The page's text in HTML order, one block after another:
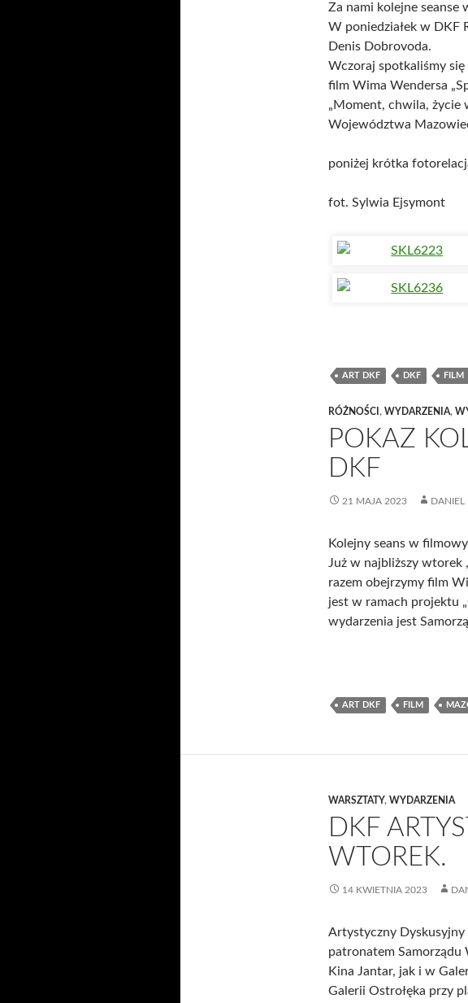
Za nami kolejne seanse
W poniedziałek w DKF
Denis Dobrovoda.
Wczoraj spotkaliśmy
film Wima Wendersa
„Moment, chwila, życie
Województwa
poniżej krótka
fot. Sylwia Ejsymont
ART DKF DKF FILM
RÓŻNOŚCI , WYDARZENIA,
POKAZ
DKF
21 MAJA 2023 DANIEL
Kolejny seans w
Już w najbliższy wtorek
razem obejrzymy film
jest w ramach projektu
wydarzenia jest
ART DKF FILM
WARSZTATY, WYDARZENIA
DKF
WTOREK.
14 KWIETNIA 2023
Artystyczny
patronatem Samorządu
Kina Jantar, jak i w
Galerii Ostrołęka przy